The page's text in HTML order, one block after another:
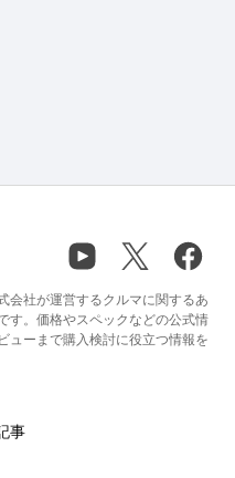
会社が運営するクルマに関するあ
す。価格やスペックなどの公式情
ューまで購入検討に役立つ情報を
事